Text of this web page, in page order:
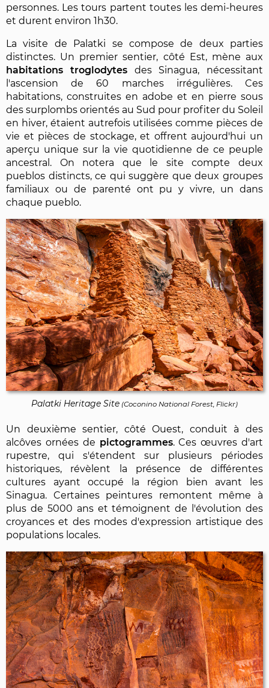
personnes. Les tours partent toutes les demi-heures
et durent environ 1h30.
La visite de Palatki se compose de deux parties
distinctes. Un premier sentier, côté Est, mène aux
habitations troglodytesdes Sinagua, nécessitant
l'ascension de 60 marches irrégulières. Ces
habitations, construites en adobe et en pierre sous
des surplombs orientés au Sud pour profiter du Soleil
en hiver, étaient autrefois utilisées comme pièces de
vie et pièces de stockage, et offrent aujourd'hui un
aperçu unique sur la vie quotidienne de ce peuple
ancestral. On notera que le site compte deux
pueblos distincts, ce qui suggère que deux groupes
familiaux ou de parenté ont pu y vivre, un dans
chaque pueblo.
Palatki Heritage Site (Coconino National Forest, Flickr)
Un deuxième sentier, côté Ouest, conduit à des
alcôves ornées de pictogrammes. Ces œuvres d'art
rupestre, qui s'étendent sur plusieurs périodes
historiques, révèlent la présence de différentes
cultures ayant occupé la région bien avant les
Sinagua. Certaines peintures remontent même à
plus de 5000 ans et témoignent de l'évolution des
croyances et des modes d'expression artistique des
populations locales.